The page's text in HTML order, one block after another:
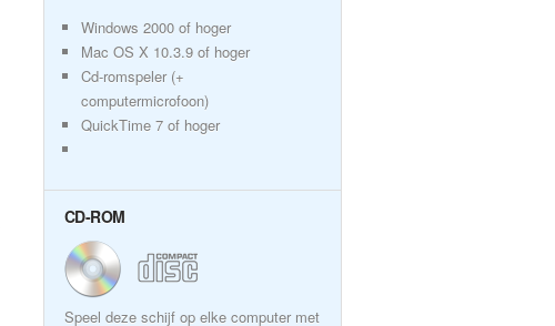
Windows 2000 of hoger
Mac OS X 10.3.9 of hoger
Cd-romspeler (+
computermicrofoon)
QuickTime 7 of hoger
CD-ROM
Speel deze schijf op elke computer met